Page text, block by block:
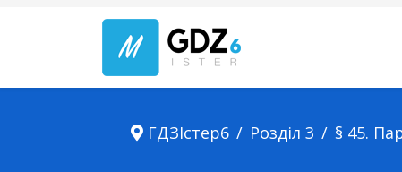
ГДЗІстер6 Розділ 3 § 45.